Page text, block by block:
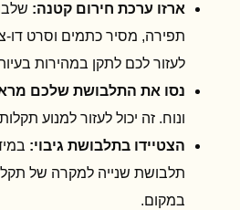
ארזו ערכת חירום קטנה:
תפירה, מסיר כתמים וסרט דו-
לעזור לכם לתקן במהירות
נסו את התלבושת שלכם
ונוח. זה יכול לעזור למנוע
הצטיידו בתלבושת גיבוי:
תלבושת שנייה למקרה של
במקום.